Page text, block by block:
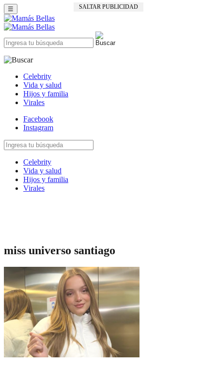
SALTAR PUBLICIDAD
☰
Celebrity
Vida y salud
Hijos y familia
Virales
Facebook
Instagram
Celebrity
Vida y salud
Hijos y familia
Virales
miss universo santiago